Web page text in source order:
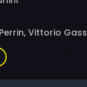
Vittorio
Terzieff, Max
Kamran
Enzo